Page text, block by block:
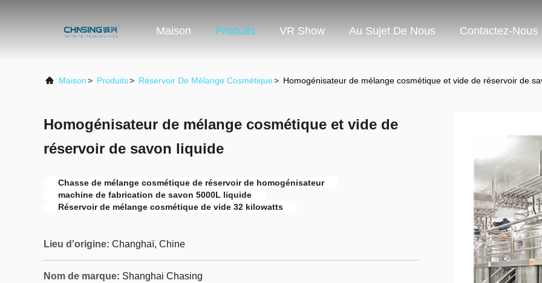
Maison Produits VR Show Au Sujet De Nous Contactez-Nous
Maison> Produits> Réservoir De Mélange Cosmétique> Homogénisateur de mélange cosmétique et vide de réservoir de
Homogénisateur de mélange cosmétique et vide de
réservoir de savon liquide
Chasse de mélange cosmétique de réservoir de homogénisateur
machine de fabrication de savon 5000L liquide
Réservoir de mélange cosmétique de vide 32 kilowatts
Lieu d'origine: Changhaï, Chine
Nom de marque: Shanghai Chasing